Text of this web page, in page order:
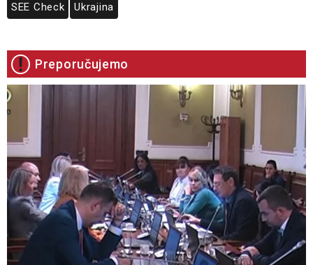
SEE Check Ukrajina
Preporučujemo